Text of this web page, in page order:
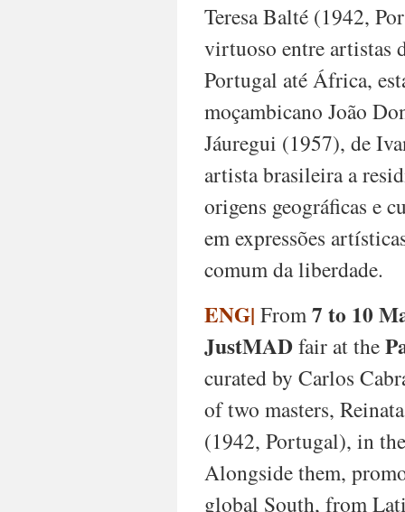
Teresa Balté (1942,
virtuoso entre artistas
Portugal até África,
moçambicano João
Jáuregui (1957), de
artista brasileira a
origens geográficas e
em expressões
comum da liberdade.
ENG| From7 to 10
JustMADfair at the
curated by Carlos
of two masters,
(1942, Portugal), in
Alongside them,
global South, from